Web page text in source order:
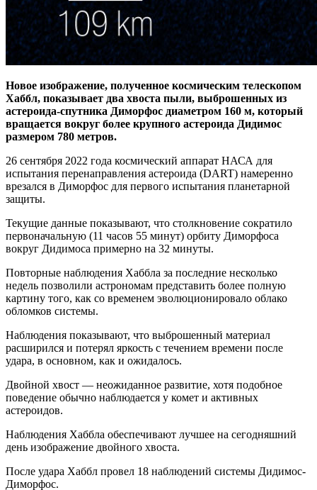
Новое изображение, полученное космическим телескопом
Хаббл, показывает два хвоста пыли, выброшенных из
астероида-спутника Диморфос диаметром 160 м, который
вращается вокруг более крупного астероида Дидимос
размером 780 метров.
26 сентября 2022 года космический аппарат НАСА для
испытания перенаправления астероида (DART) намеренно
врезался в Диморфос для первого испытания планетарной
защиты.
Текущие данные показывают, что столкновение сократило
первоначальную (11 часов 55 минут) орбиту Диморфоса
вокруг Дидимоса примерно на 32 минуты.
Повторные наблюдения Хаббла за последние несколько
недель позволили астрономам представить более полную
картину того, как со временем эволюционировало облако
обломков системы.
Наблюдения показывают, что выброшенный материал
расширился и потерял яркость с течением времени после
удара, в основном, как и ожидалось.
Двойной хвост — неожиданное развитие, хотя подобное
поведение обычно наблюдается у комет и активных
астероидов.
Наблюдения Хаббла обеспечивают лучшее на сегодняшний
день изображение двойного хвоста.
После удара Хаббл провел 18 наблюдений системы Дидимос-
Диморфос.